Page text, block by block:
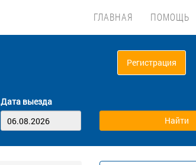
ГЛАВНАЯ ПОМОЩЬ
Регистрация
Дата выезда